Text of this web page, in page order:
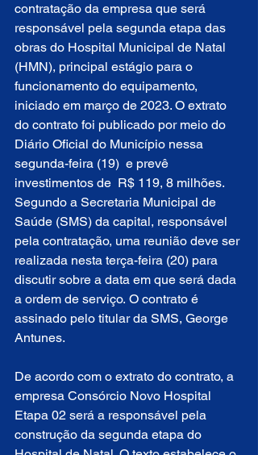
contratação da empresa que será
responsável pela segunda etapa das
obras do Hospital Municipal de Natal
(HMN), principal estágio para o
funcionamento do equipamento,
iniciado em março de 2023. O extrato
do contrato foi publicado por meio do
Diário Oficial do Município nessa
segunda-feira (19)  e prevê
investimentos de  R$ 119, 8 milhões.
Segundo a Secretaria Municipal de
Saúde (SMS) da capital, responsável
pela contratação, uma reunião deve ser
realizada nesta terça-feira (20) para
discutir sobre a data em que será dada
a ordem de serviço. O contrato é
assinado pelo titular da SMS, George
Antunes.
De acordo com o extrato do contrato, a
empresa Consórcio Novo Hospital
Etapa 02 será a responsável pela
construção da segunda etapa do